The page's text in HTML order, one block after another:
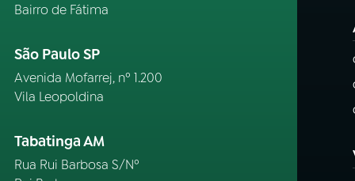
Bairro de Fátima
São Paulo SP
Avenida Mofarrej, nº 1.200
Vila Leopoldina
Tabatinga AM
Rua Rui Barbosa S/Nº